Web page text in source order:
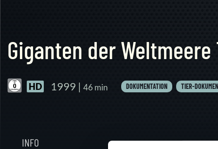
Giganten der Weltmeere
HD 1999 | 46 min DOKUMENTATION TIER-
INFO